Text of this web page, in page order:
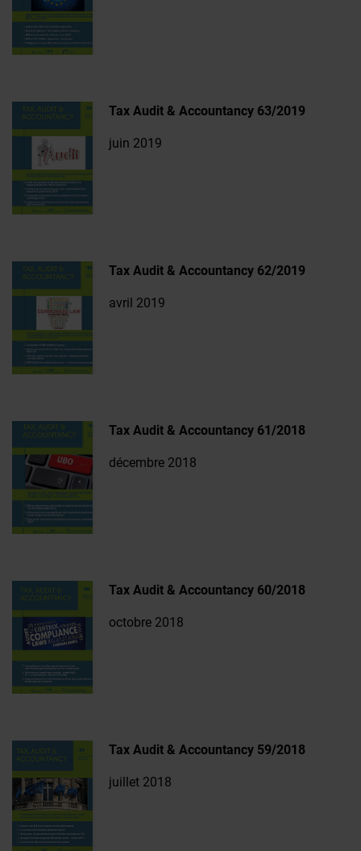
Tax Audit & Accountancy 63/2019
juin 2019
Tax Audit & Accountancy 62/2019
avril 2019
Tax Audit & Accountancy 61/2018
décembre 2018
Tax Audit & Accountancy 60/2018
octobre 2018
Tax Audit & Accountancy 59/2018
juillet 2018